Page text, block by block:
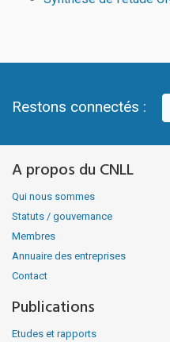
Restons connectés :
A propos du CNLL
Qui nous sommes
Statuts / gouvernance
Membres
Annuaire des entreprises
Contact
Publications
Etudes et rapports